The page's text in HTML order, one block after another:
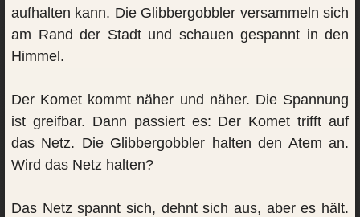
aufhalten kann. Die Glibbergobbler versammeln sich
am Rand der Stadt und schauen gespannt in den
Himmel.
Der Komet kommt näher und näher. Die Spannung
ist greifbar. Dann passiert es: Der Komet trifft auf
das Netz. Die Glibbergobbler halten den Atem an.
Wird das Netz halten?
Das Netz spannt sich, dehnt sich aus, aber es hält.